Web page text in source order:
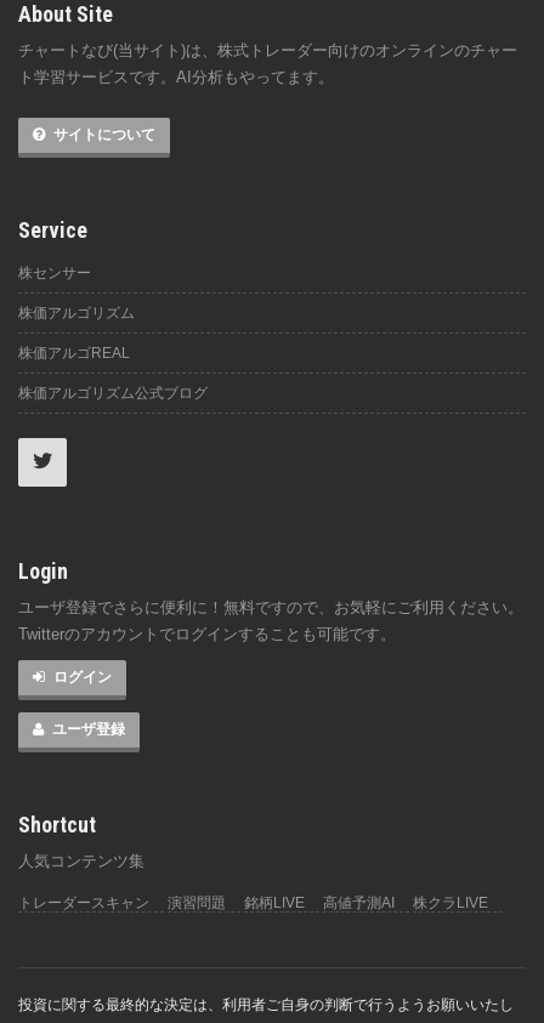
About Site
チャートなび(当サイト)は、株式トレーダー向けのオンラインのチャー
ト学習サービスです。AI分析もやってます。
サイトについて
Service
株センサー
株価アルゴリズム
株価アルゴREAL
株価アルゴリズム公式ブログ
Login
ユーザ登録でさらに便利に！無料ですので、お気軽にご利用ください。
Twitterのアカウントでログインすることも可能です。
ログイン
ユーザ登録
Shortcut
人気コンテンツ集
トレーダースキャン 演習問題 銘柄LIVE 高値予測AI 株クラLIVE
投資に関する最終的な決定は、利用者ご自身の判断で行うようお願いいたし